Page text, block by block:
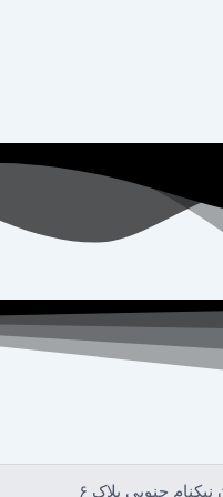
نیکنام جنوبی پلاک ۶